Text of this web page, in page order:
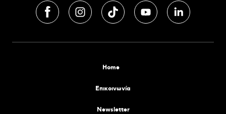
Home
Επικοινωνία
Newsletter